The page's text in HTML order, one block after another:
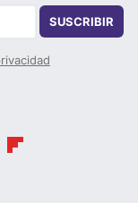
SUSCRIBIR